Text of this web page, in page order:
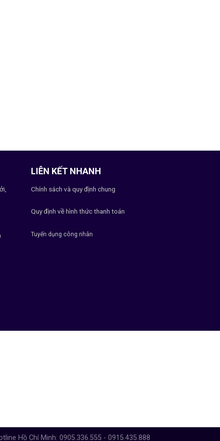
LIÊN KẾT NHANH
Chính sách và quy định chung
Quy định về hình thức thanh toán
Tuyển dụng công nhân
Hồ Chí Minh: 0905.336.555 - 0915.435.888